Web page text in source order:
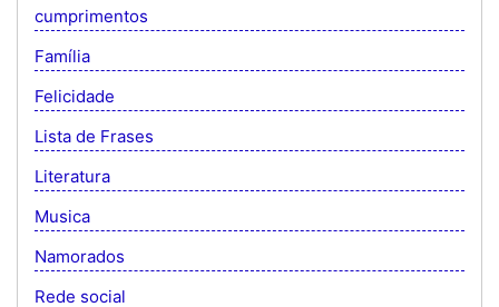
cumprimentos
Família
Felicidade
Lista de Frases
Literatura
Musica
Namorados
Rede social